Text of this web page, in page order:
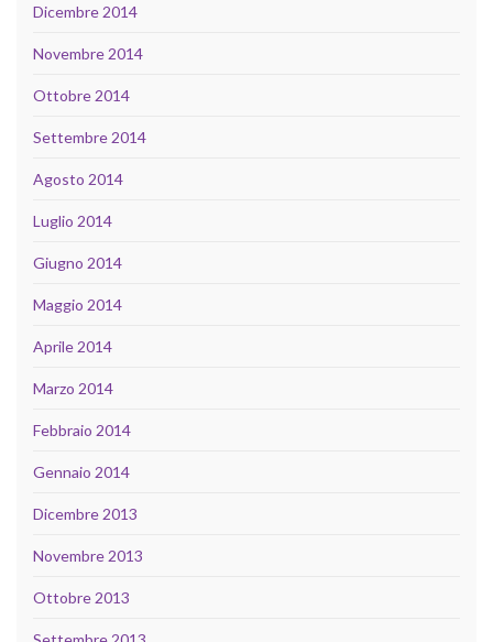
Dicembre 2014
Novembre 2014
Ottobre 2014
Settembre 2014
Agosto 2014
Luglio 2014
Giugno 2014
Maggio 2014
Aprile 2014
Marzo 2014
Febbraio 2014
Gennaio 2014
Dicembre 2013
Novembre 2013
Ottobre 2013